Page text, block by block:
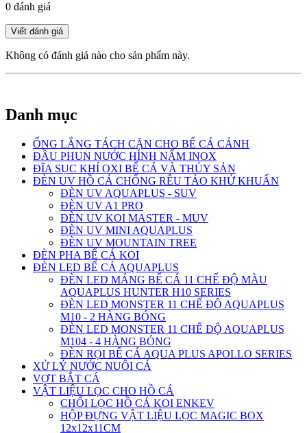
0 đánh giá
Không có đánh giá nào cho sản phẩm này.
Danh mục
ỐNG LẮNG TÁCH CẶN CHO BỂ CÁ CẢNH
ĐẦU PHUN NƯỚC HÌNH NẤM INOX
ĐĨA SỤC KHÍ OXI BỂ CÁ VÀ THỦY SẢN
ĐÈN UV HỒ CÁ CHỐNG RÊU TẢO KHỬ KHUẨN
ĐÈN UV AQUAPLUS - SUV
ĐÈN UV A1 PRO
ĐÈN UV KOI MASTER - MUV
ĐÈN UV MINI AQUAPLUS
ĐÈN UV MOUNTAIN TREE
ĐÈN PHA BỂ CÁ KOI
ĐÈN LED BỂ CÁ AQUAPLUS
ĐÈN LED MÁNG BỂ CÁ 11 CHẾ ĐỘ MÀU
AQUAPLUS HUNTER H10 SERIES
ĐÈN LED MONSTER 11 CHẾ ĐỘ AQUAPLUS
M10 - 2 HÀNG BÓNG
ĐÈN LED MONSTER 11 CHẾ ĐỘ AQUAPLUS
M104 - 4 HÀNG BÓNG
ĐÈN RỌI BỂ CÁ AQUA PLUS APOLLO SERIES
XỬ LÝ NƯỚC NUÔI CÁ
VỢT BẮT CÁ
VẬT LIỆU LỌC CHO HỒ CÁ
CHỔI LỌC HỒ CÁ KOI ENKEV
HỘP ĐỰNG VẬT LIỆU LỌC MAGIC BOX
12x12x11CM